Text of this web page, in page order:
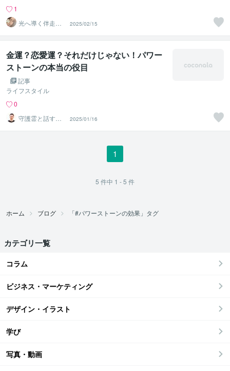
1
光へ導く伴走者
✡ゆり
2025/02/15
金運？恋愛運？それだけじゃない！パワー
ストーンの本当の役目
記事
ライフスタイル
0
守護霊と話す人
｜まこと
2025/01/16
1
5 件中 1 - 5 件
ホーム ブログ 「#パワーストーンの効果」タグ
カテゴリ一覧
コラム
ビジネス・マーケティング
デザイン・イラスト
学び
写真・動画